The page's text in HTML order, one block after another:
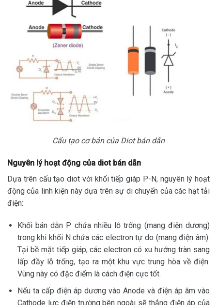
Cấu tạo cơ bản của Diot bán dẫn
Nguyên lý hoạt động của diot bán dẫn
Dựa trên cấu tạo diot với khối tiếp giáp P-N, nguyên lý hoạt
động của linh kiện này dựa trên sự di chuyển của các hạt tải
điện:
Khối bán dẫn P chứa nhiều lỗ trống (mang điện dương)
trong khi khối N chứa các electron tự do (mang điện âm).
Tại bề mặt tiếp giáp, các electron có xu hướng tràn sang
lấp đầy lỗ trống, tạo ra một khu vực trung hòa về điện.
Vùng này có đặc điểm là cách điện cực tốt.
Nếu ta cấp điện áp dương vào Anode và điện áp âm vào
Cathode lực điện trường bên ngoài sẽ thắng điện áp của